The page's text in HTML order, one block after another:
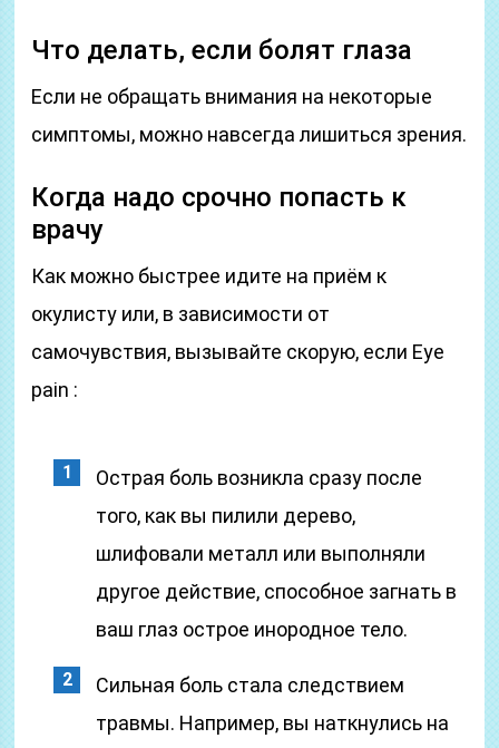
Что делать, если болят глаза
Если не обращать внимания на некоторые
симптомы, можно навсегда лишиться зрения.
Когда надо срочно попасть к
врачу
Как можно быстрее идите на приём к
окулисту или, в зависимости от
самочувствия, вызывайте скорую, если Eye
pain :
Острая боль возникла сразу после
того, как вы пилили дерево,
шлифовали металл или выполняли
другое действие, способное загнать в
ваш глаз острое инородное тело.
Сильная боль стала следствием
травмы. Например, вы наткнулись на